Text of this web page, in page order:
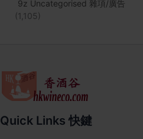
9z Uncategorised 雜項/廣告
(1,105)
Quick Links 快鍵